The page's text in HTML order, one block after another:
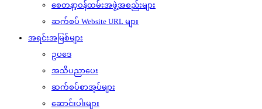
စေတနာ့ဝန်ထမ်းအဖွဲ့အစည်းများ
ဆက်စပ် Website URL များ
အရင်းအမြစ်များ
ဥပဒေ
အသိပညာပေး
ဆက်စပ်စာအုပ်များ
ဆောင်းပါးများ